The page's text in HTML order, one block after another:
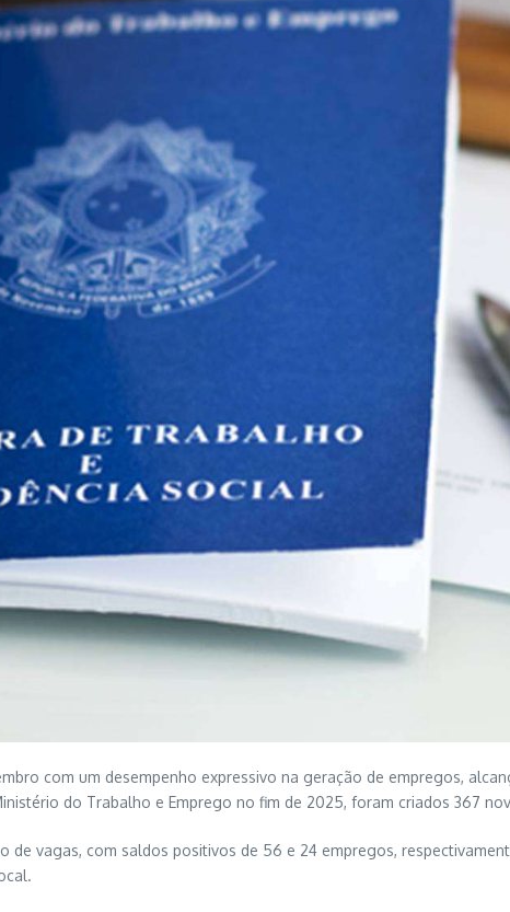
com um desempenho expressivo na geração de empregos,
do Trabalho e Emprego no fim de 2025, foram criados 367
de vagas, com saldos positivos de 56 e 24 empregos,